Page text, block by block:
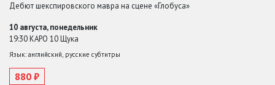
Дебют шекспировского мавра на сцене «Глобуса»
10 августа, понедельник
19:30 КАРО 10 Щука
Язык: английский, русские субтитры
880 ₽